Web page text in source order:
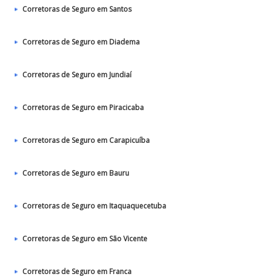
Corretoras de Seguro em Santos
Corretoras de Seguro em Diadema
Corretoras de Seguro em Jundiaí
Corretoras de Seguro em Piracicaba
Corretoras de Seguro em Carapicuíba
Corretoras de Seguro em Bauru
Corretoras de Seguro em Itaquaquecetuba
Corretoras de Seguro em São Vicente
Corretoras de Seguro em Franca